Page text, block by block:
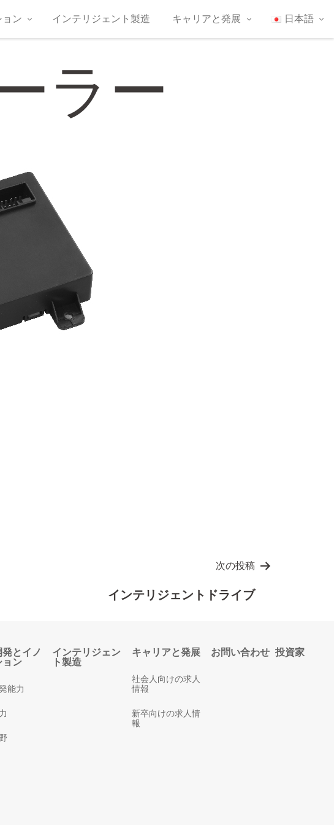
ン インテリジェント製造 キャリアと発展 日本語
ラー
次の投稿
インテリジェントドライブ
とイノ
ン
能力
インテリジェン
ト製造
キャリアと発展
社会人向けの求人
情報
新卒向けの求人情
報
お問い合わせ 投資家